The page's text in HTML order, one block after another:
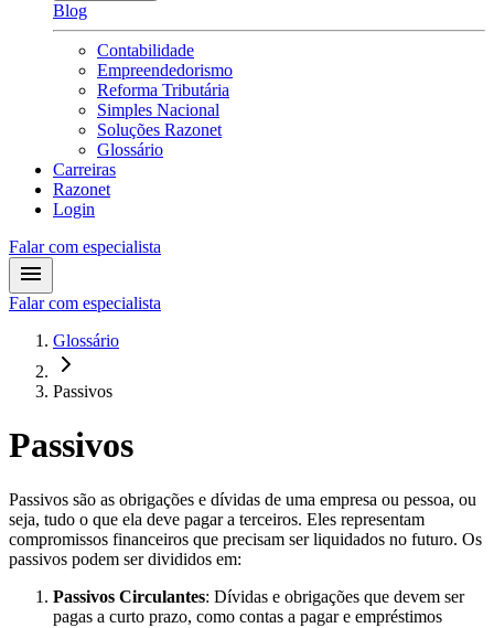
Blog
Contabilidade
Empreendedorismo
Reforma Tributária
Simples Nacional
Soluções Razonet
Glossário
Carreiras
Razonet
Login
Falar com especialista
Falar com especialista
Glossário
Passivos
Passivos
Passivos são as obrigações e dívidas de uma empresa ou pessoa, ou
seja, tudo o que ela deve pagar a terceiros. Eles representam
compromissos financeiros que precisam ser liquidados no futuro. Os
passivos podem ser divididos em:
Passivos Circulantes: Dívidas e obrigações que devem ser
pagas a curto prazo, como contas a pagar e empréstimos